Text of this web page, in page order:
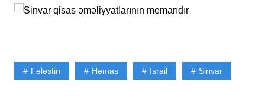
Fələstin Həmas İsrail Sinvar